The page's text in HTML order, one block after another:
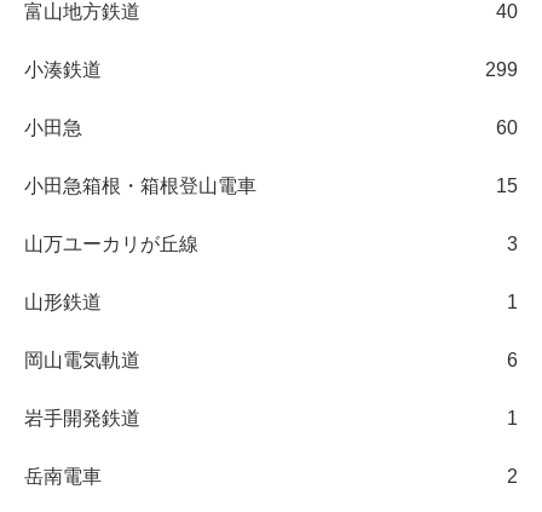
富山地方鉄道 40
小湊鉄道 299
小田急 60
小田急箱根・箱根登山電車 15
山万ユーカリが丘線 3
山形鉄道 1
岡山電気軌道 6
岩手開発鉄道 1
岳南電車 2